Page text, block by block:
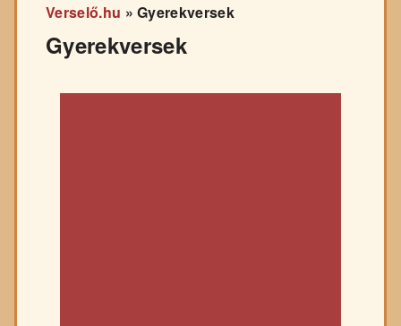
Verselő.hu »Gyerekversek
Gyerekversek